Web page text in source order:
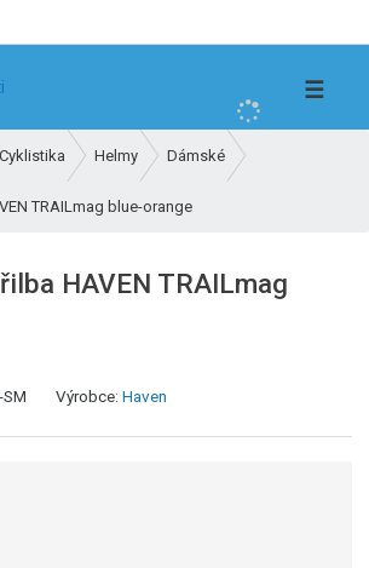
h
l
e
t
☰
Cyklistika Helmy Dámské
TRAILmag blue-orange
HAVEN TRAILmag
Výrobce:Haven